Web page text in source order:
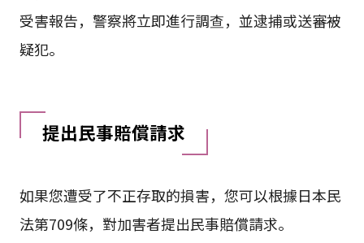
受害報告，警察將立即進行調查，並逮捕或送審被
疑犯。
提出民事賠償請求
如果您遭受了不正存取的損害，您可以根據日本民
法第709條，對加害者提出民事賠償請求。